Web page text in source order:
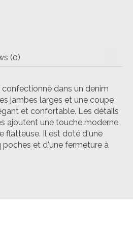
(0)
dans un denim
jambes larges et une coupe
et confortable. Les détails
ajoutent une touche moderne
flatteuse. Il est doté d'une
poches et d'une fermeture à